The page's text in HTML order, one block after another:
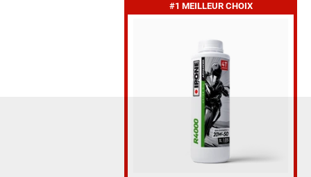
#1 MEILLEUR CHOIX